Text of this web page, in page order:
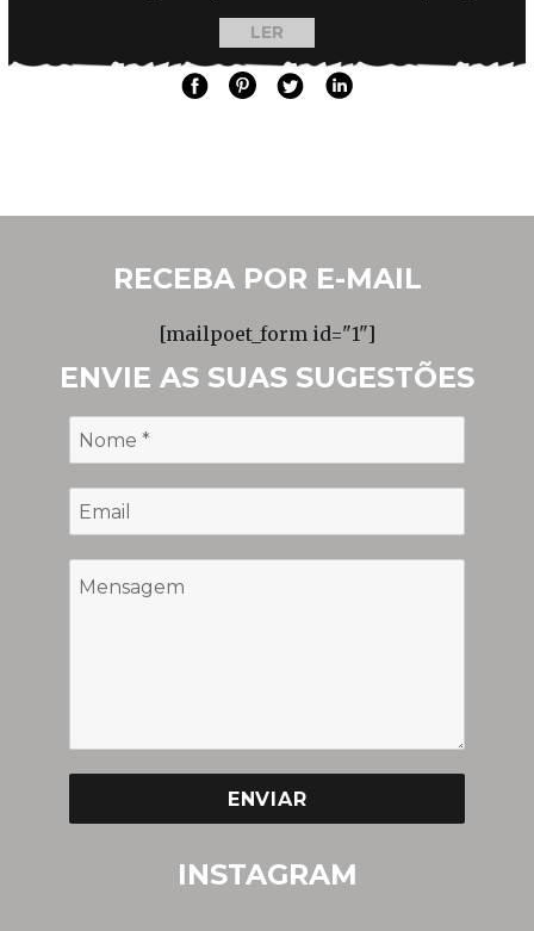
LER
RECEBA POR E-MAIL
[mailpoet_form id="1"]
ENVIE AS SUAS SUGESTÕES
ENVIAR
INSTAGRAM